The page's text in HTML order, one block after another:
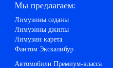
Мы предлагаем:
Лимузины седаны
Лимузины джипы
Лимузин карета
Фантом Экскалибур
Автомобили Премиум-класса